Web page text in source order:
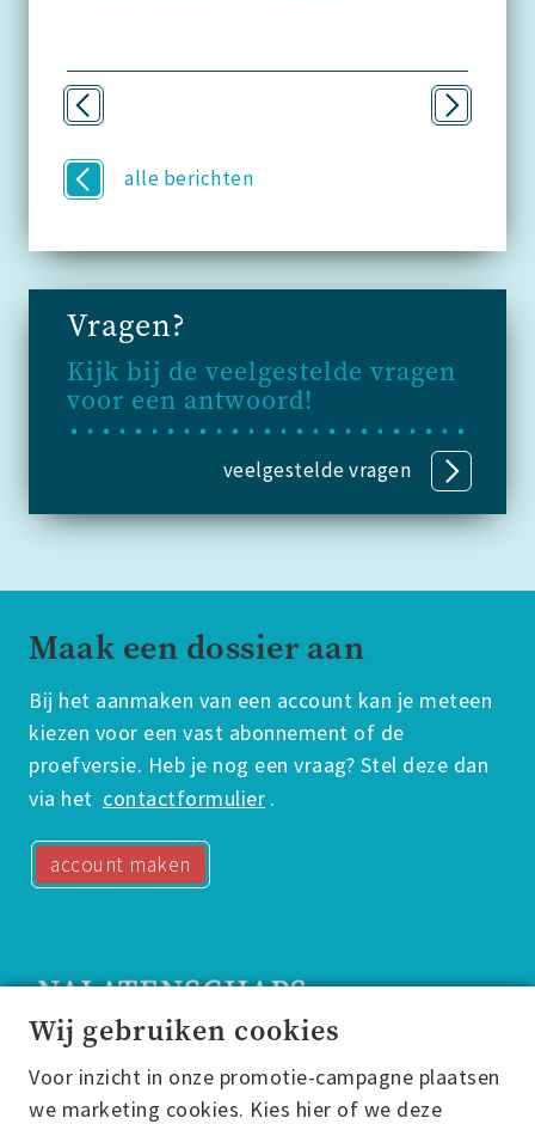
alle berichten
Vragen?
Kijk bij de veelgestelde vragen
voor een antwoord!
veelgestelde vragen
Maak een dossier aan
Bij het aanmaken van een account kan je meteen
kiezen voor een vast abonnement of de
proefversie. Heb je nog een vraag? Stel deze dan
via het contactformulier .
account maken
Nalatenschapsdossier
Casparushof 1
Wij gebruiken cookies
Voor inzicht in onze promotie-campagne plaatsen
we marketing cookies. Kies hier of we deze